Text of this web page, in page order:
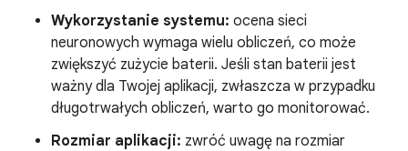
Wykorzystanie systemu: ocena sieci
neuronowych wymaga wielu obliczeń, co może
zwiększyć zużycie baterii. Jeśli stan baterii jest
ważny dla Twojej aplikacji, zwłaszcza w przypadku
długotrwałych obliczeń, warto go monitorować.
Rozmiar aplikacji: zwróć uwagę na rozmiar